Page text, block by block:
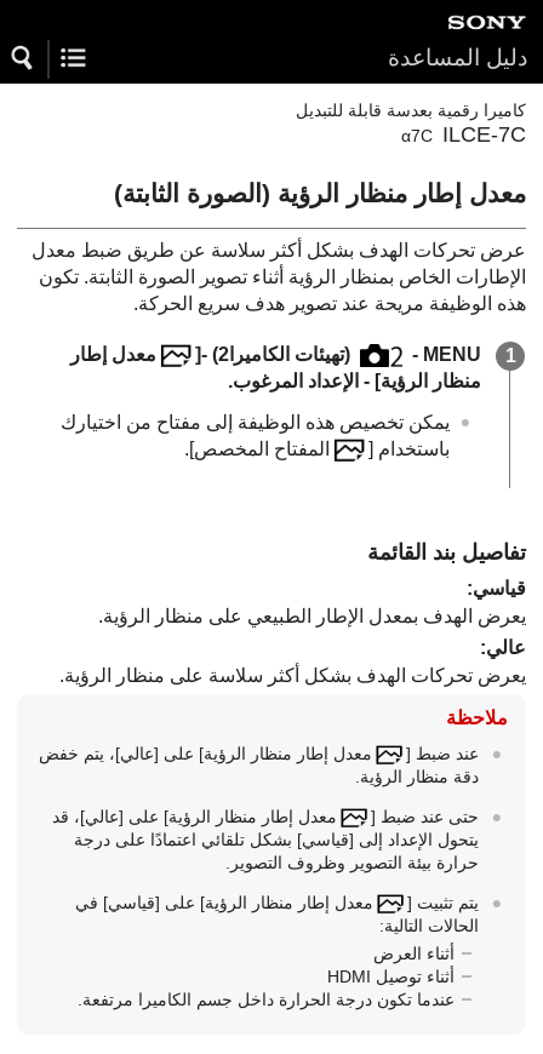
دليل المساعدة
كاميرا رقمية بعدسة قابلة للتبديل
ILCE-7C
α7C
عرض تحركات الهدف بشكل أكثر سلاسة عن طريق ضبط معدل
الإطارات الخاص بمنظار الرؤية أثناء تصوير الصورة الثابتة. تكون
هذه الوظيفة مريحة عند تصوير هدف سريع الحركة.
MENU
-
(تهيئات الكاميرا2‎‏ ) -
[
‏‎‏معدل إطار
منظار الرؤية] - الإعداد المرغوب.
يمكن تخصيص هذه الوظيفة إلى مفتاح من اختيارك
باستخدام [‏‎‏ المفتاح المخصص].
تفاصيل بند القائمة
قياسي:
يعرض الهدف بمعدل الإطار الطبيعي على منظار الرؤية.
عالي:
يعرض تحركات الهدف بشكل أكثر سلاسة على منظار الرؤية.
ملاحظة
عند ضبط [ على [عالي]، يتم خفض
دقة منظار الرؤية.
حتى عند ضبط [ على [عالي]، قد
يتحول الإعداد إلى [قياسي] بشكل تلقائي اعتمادًا على درجة
حرارة بيئة التصوير وظروف التصوير.
يتم تثبيت [ على [قياسي] في
الحالات التالية:
أثناء العرض
أثناء توصيل HDMI
عندما تكون درجة الحرارة داخل جسم الكاميرا مرتفعة.